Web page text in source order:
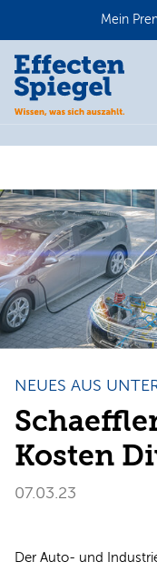
Mein
NEUES AUS
Kosten
07.03.23
Der Auto- und
Anmelden